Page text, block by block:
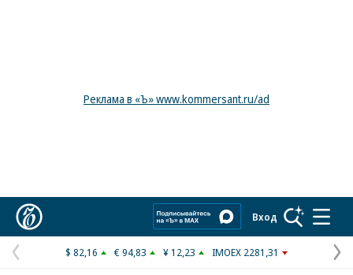
Реклама в «Ъ» www.kommersant.ru/ad
Вход
Предыдущая
$ 82,16 € 94,83 ¥ 12,23 IMOEX 2281,31